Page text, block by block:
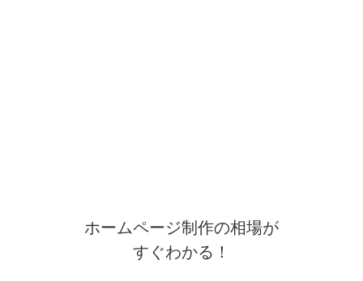
ホームページ制作の相場が
すぐわかる！